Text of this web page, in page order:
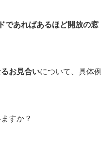
であればあるほど開放の窓
お見合いについて、具体例
すか？